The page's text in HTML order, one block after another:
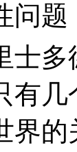
问
多德
有
界